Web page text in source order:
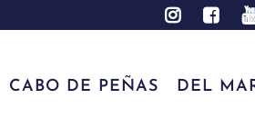
CABO DE PEÑAS DEL